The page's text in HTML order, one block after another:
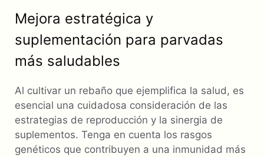
Mejora estratégica y
suplementación para parvadas
más saludables
Al cultivar un rebaño que ejemplifica la salud, es
esencial una cuidadosa consideración de las
estrategias de reproducción y la sinergia de
suplementos. Tenga en cuenta los rasgos
genéticos que contribuyen a una inmunidad más